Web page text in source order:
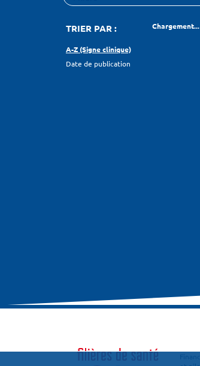
TRIER PAR : Chargement...
A-Z (Signe clinique)
Date de publication